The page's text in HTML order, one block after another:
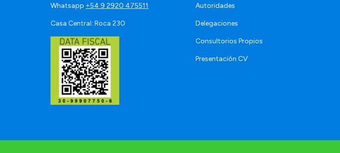
Whatsapp +54 9 2920 475511
Casa Central: Roca 230
Autoridades
Delegaciones
Consultorios Propios
Presentación CV